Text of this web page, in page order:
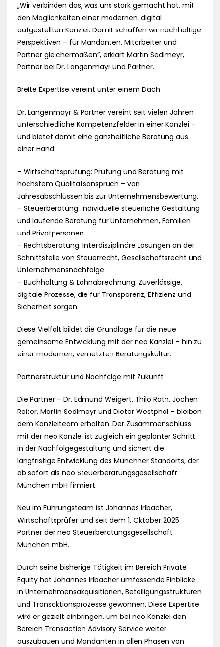
„Wir verbinden das, was uns stark gemacht hat, mit
den Möglichkeiten einer modernen, digital
aufgestellten Kanzlei. Damit schaffen wir nachhaltige
Perspektiven – für Mandanten, Mitarbeiter und
Partner gleichermaßen“, erklärt Martin Sedlmeyr,
Partner bei Dr. Langenmayr und Partner.
Breite Expertise vereint unter einem Dach
Dr. Langenmayr & Partner vereint seit vielen Jahren
unterschiedliche Kompetenzfelder in einer Kanzlei –
und bietet damit eine ganzheitliche Beratung aus
einer Hand:
– Wirtschaftsprüfung: Prüfung und Beratung mit
höchstem Qualitätsanspruch – von
Jahresabschlüssen bis zur Unternehmensbewertung.
– Steuerberatung: Individuelle steuerliche Gestaltung
und laufende Beratung für Unternehmen, Familien
und Privatpersonen.
– Rechtsberatung: Interdisziplinäre Lösungen an der
Schnittstelle von Steuerrecht, Gesellschaftsrecht und
Unternehmensnachfolge.
– Buchhaltung & Lohnabrechnung: Zuverlässige,
digitale Prozesse, die für Transparenz, Effizienz und
Sicherheit sorgen.
Diese Vielfalt bildet die Grundlage für die neue
gemeinsame Entwicklung mit der neo Kanzlei – hin zu
einer modernen, vernetzten Beratungskultur.
Partnerstruktur und Nachfolge mit Zukunft
Die Partner – Dr. Edmund Weigert, Thilo Rath, Jochen
Reiter, Martin Sedlmeyr und Dieter Westphal – bleiben
dem Kanzleiteam erhalten. Der Zusammenschluss
mit der neo Kanzlei ist zugleich ein geplanter Schritt
in der Nachfolgegestaltung und sichert die
langfristige Entwicklung des Münchner Standorts, der
ab sofort als neo Steuerberatungsgesellschaft
München mbH firmiert.
Neu im Führungsteam ist Johannes Irlbacher,
Wirtschaftsprüfer und seit dem 1. Oktober 2025
Partner der neo Steuerberatungsgesellschaft
München mbH.
Durch seine bisherige Tätigkeit im Bereich Private
Equity hat Johannes Irlbacher umfassende Einblicke
in Unternehmensakquisitionen, Beteiligungsstrukturen
und Transaktionsprozesse gewonnen. Diese Expertise
wird er gezielt einbringen, um bei neo Kanzlei den
Bereich Transaction Advisory Service weiter
auszubauen und Mandanten in allen Phasen von